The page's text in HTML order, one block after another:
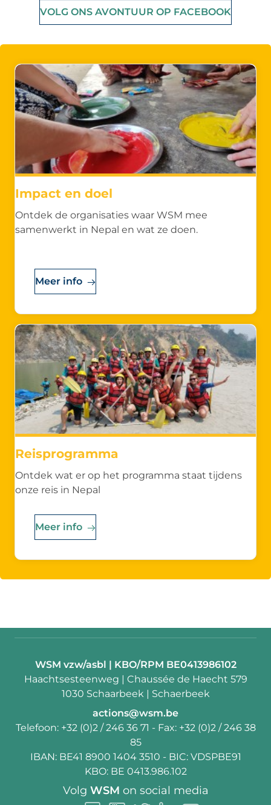
VOLG ONS AVONTUUR OP FACEBOOK
Impact en doel
Ontdek de organisaties waar WSM mee
samenwerkt in Nepal en wat ze doen.
Meer info
Reisprogramma
Ontdek wat er op het programma staat tijdens
onze reis in Nepal
Meer info
Contactpersoon:
WSM vzw/asbl | KBO/RPM BE0413986102
Adres:
Haachtsesteenweg | Chaussée de Haecht 579
1030 Schaarbeek | Schaerbeek
E-
mail:
actions@wsm.be
Telefoon: +32 (0)2 / 246 36 71 - Fax: +32 (0)2 / 246 38
85
IBAN: BE41 8900 1404 3510 - BIC: VDSPBE91
KBO: BE 0413.986.102
Volg WSM on social media